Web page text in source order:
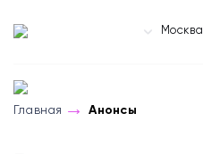
Москва
Главная Анонсы